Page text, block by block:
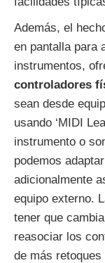
Además, el
en pantalla para
instrumentos,
controladores
sean desde
usando ‘MIDI
instrumento o
podemos
adicionalmente
equipo externo.
tener que
reasociar los
de más